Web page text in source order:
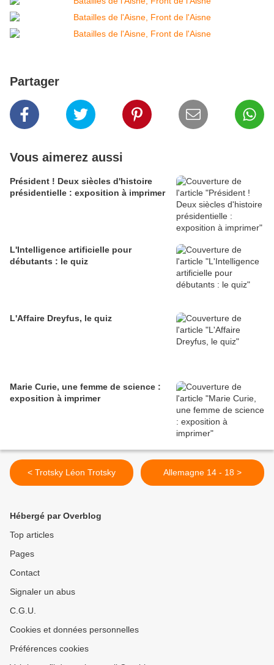
Partager
Vous aimerez aussi
Président ! Deux siècles d'histoire
présidentielle : exposition à imprimer
L'Intelligence artificielle pour
débutants : le quiz
L'Affaire Dreyfus, le quiz
Marie Curie, une femme de science :
exposition à imprimer
< Trotsky Léon Trotsky Allemagne 14 - 18 >
Hébergé par Overblog
Top articles
Pages
Contact
Signaler un abus
C.G.U.
Cookies et données personnelles
Préférences cookies